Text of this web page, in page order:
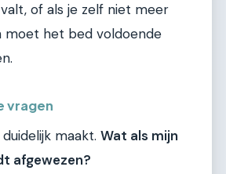
of als je zelf niet meer
moet het bed voldoende
vragen
maakt. Wat als mijn
afgewezen?